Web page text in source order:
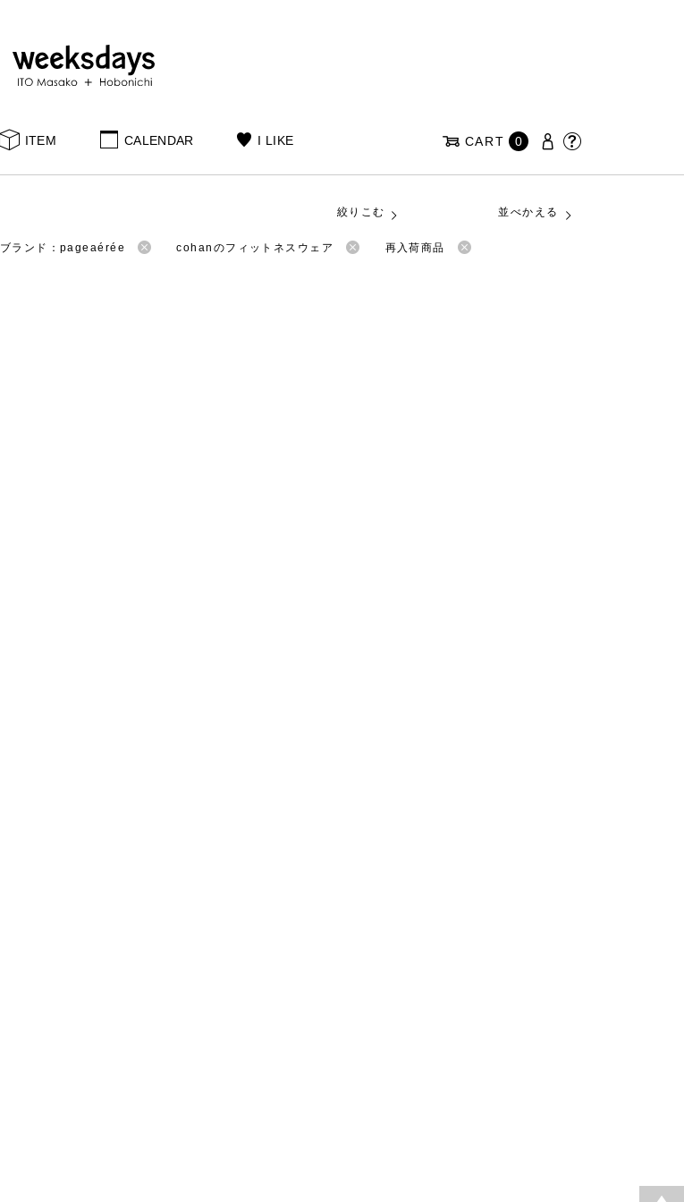
ITEM CALENDAR I LIKE CART 0
絞りこむ 並べかえる
ブランド：pageaérée cohanのフィットネスウェア 再入荷商品